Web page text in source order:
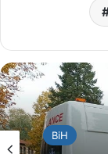
BiH